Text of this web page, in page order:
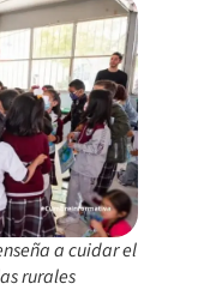
a cuidar el
rurales